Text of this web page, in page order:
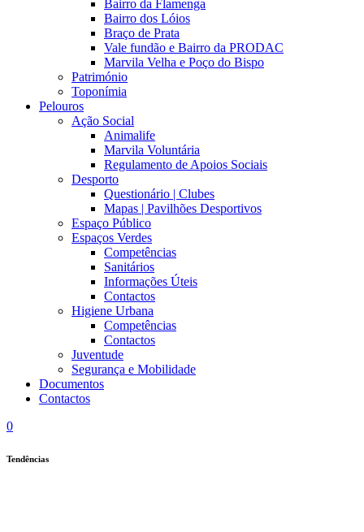
Bairro da Flamenga
Bairro dos Lóios
Braço de Prata
Vale fundão e Bairro da PRODAC
Marvila Velha e Poço do Bispo
Património
Toponímia
Pelouros
Ação Social
Animalife
Marvila Voluntária
Regulamento de Apoios Sociais
Desporto
Questionário | Clubes
Mapas | Pavilhões Desportivos
Espaço Público
Espaços Verdes
Competências
Sanitários
Informações Úteis
Contactos
Higiene Urbana
Competências
Contactos
Juventude
Segurança e Mobilidade
Documentos
Contactos
0
Tendências